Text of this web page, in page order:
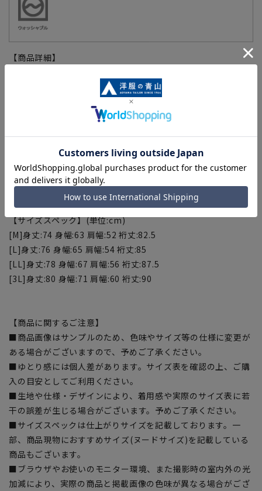
【商品詳細】
のようなシルエットでありながら、アウターのような素材感が
ポイント。軽めの生地感が端境期の羽織りとして活躍してくれ
AI31226-43
※カラーバリエーション商品は在庫切れの場合がございます。
【サイズスペック】(単位:cm)
[M]身丈:74 身幅:63 肩幅:52 裄丈:82.5
[L]身丈:76 身幅:65 肩幅:54 裄丈:85
[LL]身丈:78 身幅:67 肩幅:56 裄丈:87.5
[3L]身丈:80 身幅:71 肩幅:60 裄丈:90
【商品に関するご注意】
■商品画像はサンプルのため、色味やサイズ等の仕様に変更が
ある場合がございますので、予めご了承ください。
■ゆとり感には個人差があります。サイズ表を確認の上、ご購
入の目安としてご利用ください。
■生地や仕様・デザインにより、着用感や実際のサイズ表に若
干の誤差が生じる場合がございます。予めご了承ください。
■サイズスペックは仕上がりサイズを記載しております。一
部、商品現物におすすめサイズ(ヌードサイズ)を記載している
商品もございます。
■ブラウザやお使いのモニター環境、また撮影時の室内外の光
加減により、実際の商品と掲載画像の色味が異なる場合がござ